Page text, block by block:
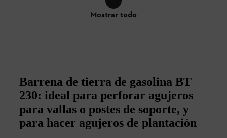
Mostrar todo
Barrena de tierra de gasolina BT
230: ideal para perforar agujeros
para vallas o postes de soporte, y
para hacer agujeros de plantación